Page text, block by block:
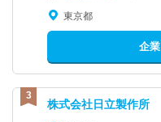
東京都
企
株式会社日立製作所